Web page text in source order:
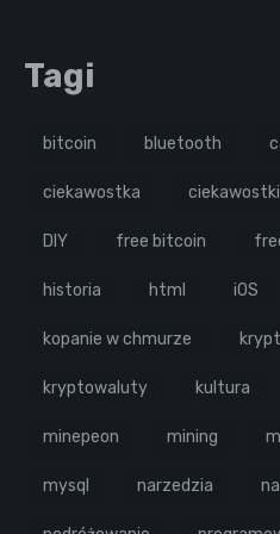
Tagi
bitcoin bluetooth
ciekawostka ciekawostki
DIY free bitcoin
historia html iOS
kopanie w chmurze
kryptowaluty kultura
minepeon mining
mysql narzedzia